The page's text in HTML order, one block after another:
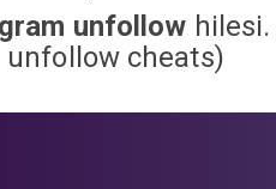
unfollow hilesi.
cheats)